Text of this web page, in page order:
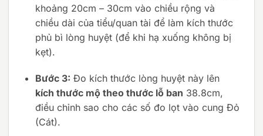
khoảng 20cm – 30cm vào chiều rộng và
chiều dài của tiểu/quan tài để làm kích thước
phủ bì lòng huyệt (để khi hạ xuống không bị
kẹt).
Bước 3: Đo kích thước lòng huyệt này lên
kích thước mộ theo thước lỗ ban 38.8cm,
điều chỉnh sao cho các số đo lọt vào cung Đỏ
(Cát).